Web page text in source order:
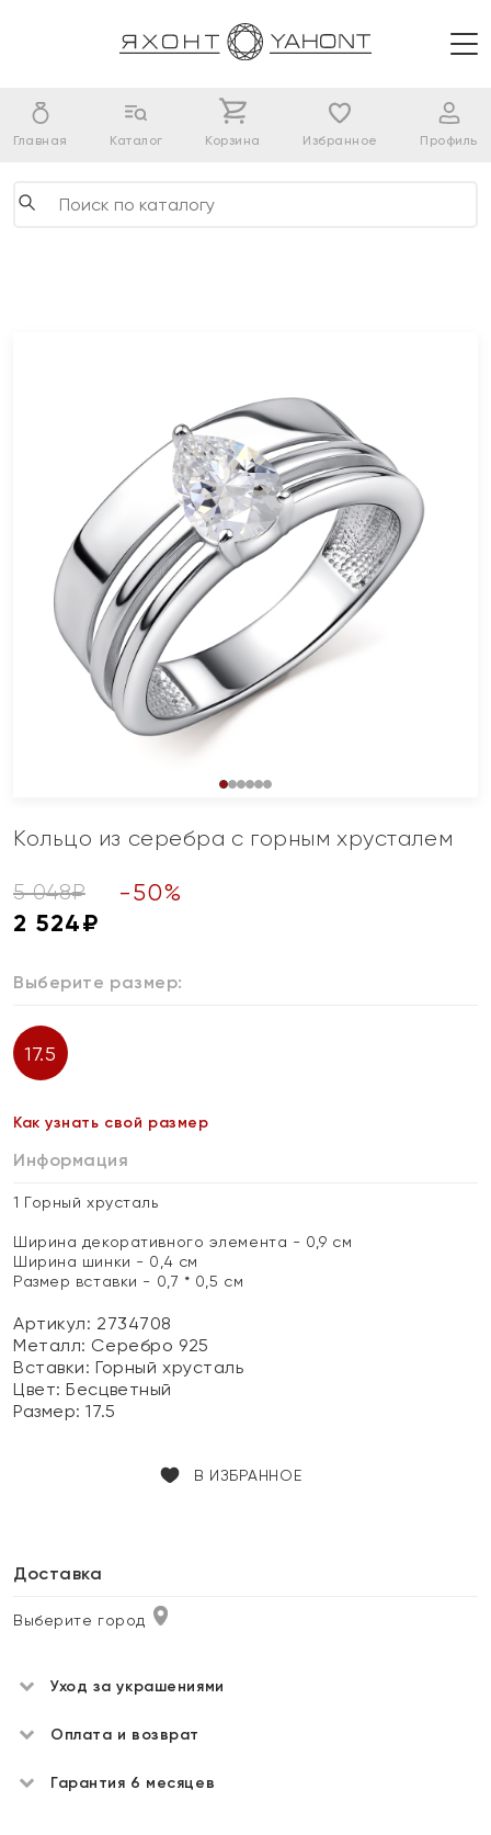
Главная Каталог Корзина Избранное Профиль
Кольцо из серебра с горным хрусталем
5 048₽ -50%
2 524₽
Выберите размер:
17.5
Как узнать свой размер
Информация
1 Горный хрусталь
Ширина декоративного элемента - 0,9 см
Ширина шинки - 0,4 см
Размер вставки - 0,7 * 0,5 см
Артикул: 2734708
Металл: Серебро 925
Вставки:Горный хрусталь
Цвет:Бесцветный
Размер:17.5
В ИЗБРАННОЕ
Доставка
Выберите город
Уход за украшениями
Оплата и возврат
Гарантия 6 месяцев